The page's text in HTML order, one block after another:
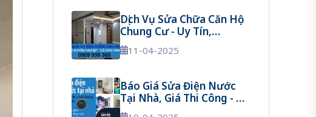
Dịch Vụ Sửa Chữa Căn Hộ
Chung Cư - Uy Tín,
Chuyên Nghiệp, Có Bảo
Hành
11-04-2025
Báo Giá Sửa Điện Nước
Tại Nhà, Giá Thi Công - Có
Mặt Sau 30 Phút